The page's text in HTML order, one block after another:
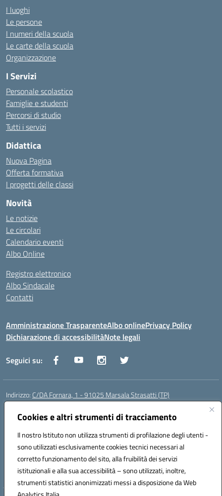
Cookies e altri strumenti di tracciamento
Il nostro Istituto non utilizza strumenti di profilazione degli utenti -
sono utilizzati esclusivamente cookies tecnici necessari al
corretto funzionamento del sito, alla fruibilità dei servizi
istituzionali e alla sua accessibilità – sono utilizzati, inoltre,
strumenti statistici anonimizzati messi a disposizione da Web
I luoghi
Le persone
I numeri della scuola
Le carte della scuola
Organizzazione
I Servizi
Personale scolastico
Famiglie e studenti
Percorsi di studio
Tutti i servizi
Didattica
Nuova Pagina
Offerta formativa
I progetti delle classi
Novità
Le notizie
Le circolari
Calendario eventi
Albo Online
Registro elettronico
Albo Sindacale
Contatti
Amministrazione TrasparenteAlbo onlinePrivacy Policy
Dichiarazione di accessibilitàNote legali
Seguici su:
Indirizzo: C/DA Fornara, 1 - 91025 Marsala Strasatti (TP)
Centralino:
Posta elettronica certificata (PEC):tpic81600v@pec.istruzione.it
Codice fiscale: 82006360810
Codice meccanografico:TPIC81600V
Codice Indice delle Pubbliche Amministrazioni (IPA): istsc_tpic81600v
Codice unico di fatturazione (CUF): UFODYY